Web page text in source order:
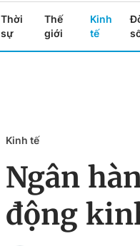
Thời
sự
Thế
giới
Kinh
tế
Kinh tế
Ngân
động